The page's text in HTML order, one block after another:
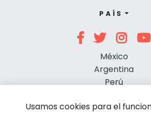
PAÍS
México
Argentina
Perú
Usamos cookies para el